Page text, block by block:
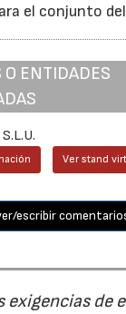
el conjunto
O ENTIDADES
Ver stand
escribir
exigencias de